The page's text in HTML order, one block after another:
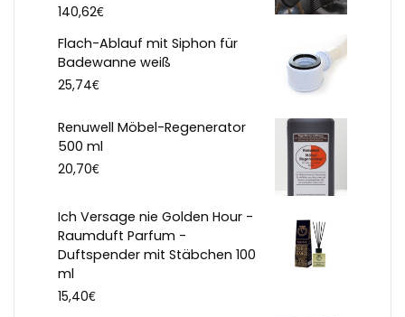
140,62€
Flach-Ablauf mit Siphon für
Badewanne weiß
25,74€
Renuwell Möbel-Regenerator
500 ml
20,70€
Ich Versage nie Golden Hour -
Raumduft Parfum -
Duftspender mit Stäbchen 100
ml
15,40€